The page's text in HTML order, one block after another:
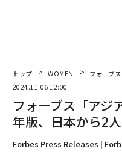
トップ WOMEN
フォーブ
2024.11.06 12:00
フォーブス「アジ
年版、日本から2
Forbes Press Releases |